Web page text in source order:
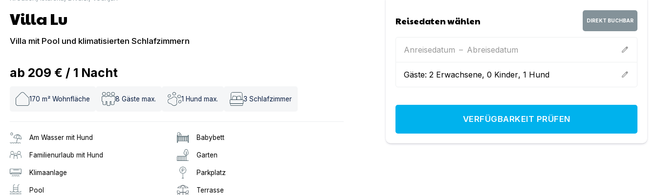
Villa Lu
Villa mit Pool und klimatisierten Schlafzimmern
ab 209 € / 1 Nacht
170 m² Wohnfläche 8 Gäste max. 1 Hund max. 3 Schlafzimmer
Am Wasser mit Hund Babybett
Familienurlaub mit Hund Garten
Klimaanlage Parkplatz
Pool Terrasse
Reisedaten wählen DIREKT BUCHBAR
Anreisedatum – Abreisedatum edit
Gäste:2 Erwachsene,0 Kinder,1 Hund edit
VERFÜGBARKEIT PRÜFEN